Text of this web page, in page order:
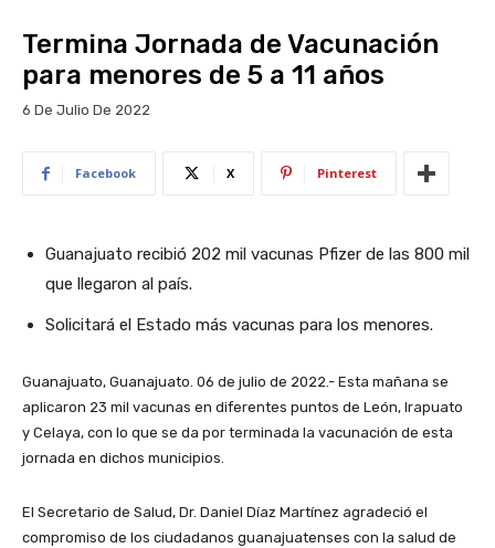
Termina Jornada de Vacunación
para menores de 5 a 11 años
6 De Julio De 2022
Facebook X Pinterest
Guanajuato recibió 202 mil vacunas Pfizer de las 800 mil
que llegaron al país.
Solicitará el Estado más vacunas para los menores.
Guanajuato, Guanajuato. 06 de julio de 2022.- Esta mañana se
aplicaron 23 mil vacunas en diferentes puntos de León, Irapuato
y Celaya, con lo que se da por terminada la vacunación de esta
jornada en dichos municipios.
El Secretario de Salud, Dr. Daniel Díaz Martínez agradeció el
compromiso de los ciudadanos guanajuatenses con la salud de